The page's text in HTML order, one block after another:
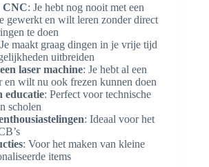
CNC: Je hebt nog nooit met een
gewerkt en wilt leren zonder direct
te doen
maakt graag dingen in je vrije tijd
uitbreiden
laser machine: Je hebt al een
en wilt nu ook frezen kunnen doen
educatie: Perfect voor technische
scholen
: Ideaal voor het
: Voor het maken van kleine
items